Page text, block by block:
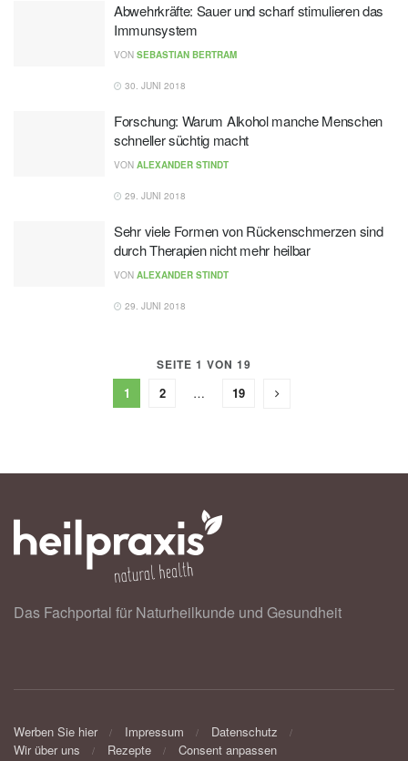
Abwehrkräfte: Sauer und scharf stimulieren das
Immunsystem
VON SEBASTIAN BERTRAM
30. JUNI 2018
Forschung: Warum Alkohol manche Menschen
schneller süchtig macht
VON ALEXANDER STINDT
29. JUNI 2018
Sehr viele Formen von Rückenschmerzen sind
durch Therapien nicht mehr heilbar
VON ALEXANDER STINDT
29. JUNI 2018
SEITE 1 VON 19
1 2 … 19
Das Fachportal für Naturheilkunde und Gesundheit
Werben Sie hier Impressum
Datenschutz
Wir über uns
Rezepte Consent anpassen